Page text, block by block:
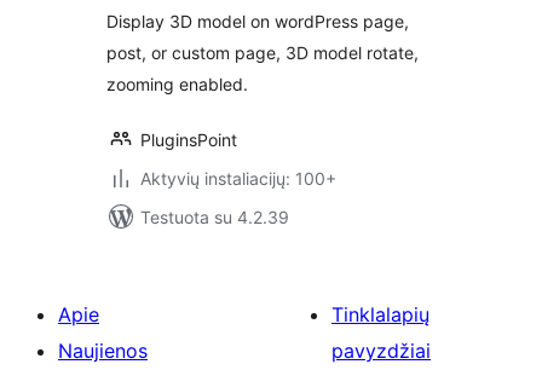
Display 3D model on wordPress page,
post, or custom page, 3D model rotate,
zooming enabled.
PluginsPoint
Aktyvių instaliacijų: 100+
Testuota su 4.2.39
Apie
Naujienos
Tinklalapių
pavyzdžiai